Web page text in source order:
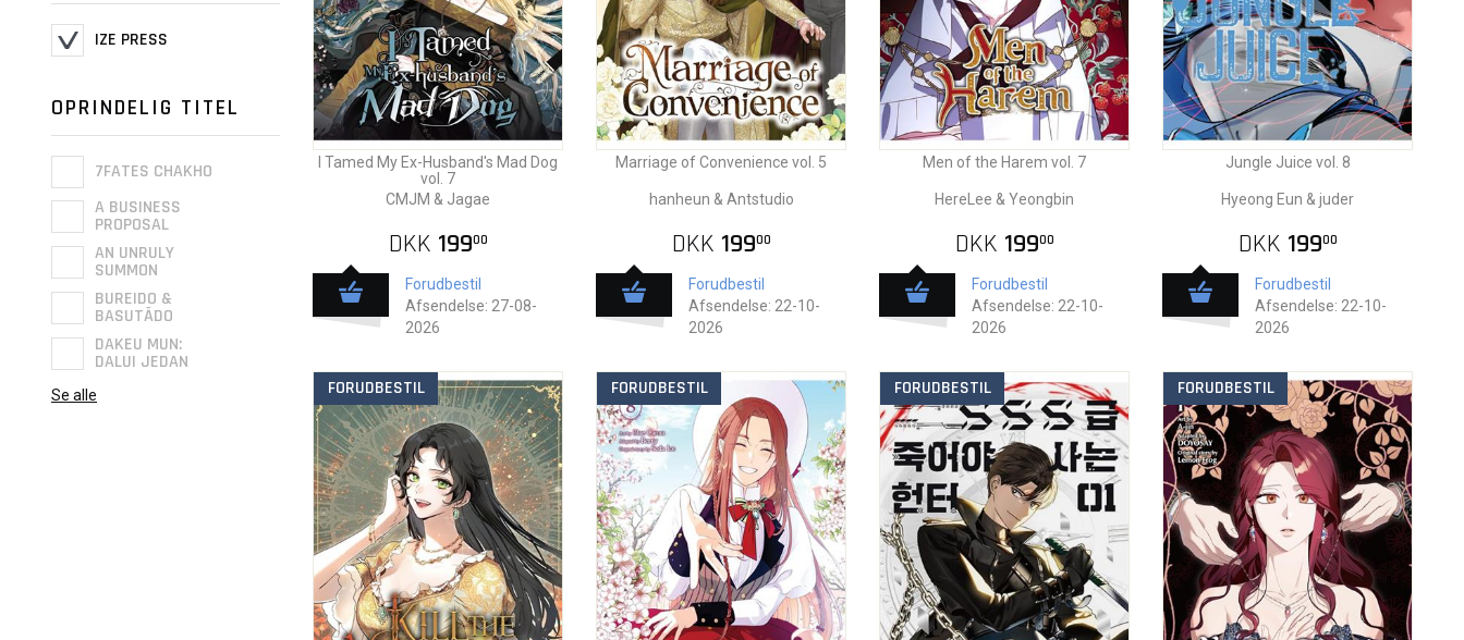
IZE PRESS
OPRINDELIG TITEL
7FATES CHAKHO
A BUSINESS
PROPOSAL
AN UNRULY
SUMMON
BUREIDO &
BASUTĀDO
DAKEU MUN:
DALUI JEDAN
Se alle
I Tamed My Ex-Husband's Mad Dog
vol. 7
CMJM & Jagae
DKK 19900
Forudbestil
Afsendelse: 27-08-
2026
Marriage of Convenience vol. 5
hanheun & Antstudio
DKK 19900
Forudbestil
Afsendelse: 22-10-
2026
Men of the Harem vol. 7
HereLee & Yeongbin
DKK 19900
Forudbestil
Afsendelse: 22-10-
2026
Jungle Juice vol. 8
Hyeong Eun & juder
DKK 19900
Forudbestil
Afsendelse: 22-10-
2026
FORUDBESTIL FORUDBESTIL FORUDBESTIL FORUDBESTIL